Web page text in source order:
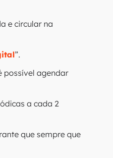
e circular na
”.
possível agendar
a cada 2
que sempre que